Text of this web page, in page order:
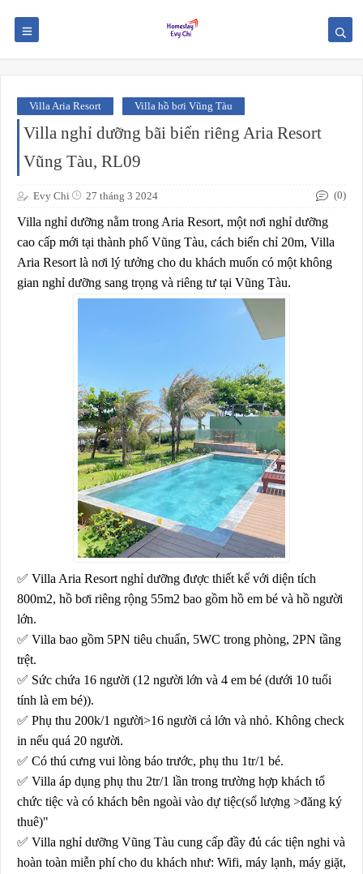
Villa Aria Resort Villa hồ bơi Vũng Tàu
Villa nghỉ dưỡng bãi biển riêng Aria Resort
Vũng Tàu, RL09
Evy Chi 27 tháng 3 2024 (0)
Villa nghỉ dưỡng nằm trong Aria Resort, một nơi nghỉ dưỡng
cao cấp mới tại thành phố Vũng Tàu, cách biển chỉ 20m, Villa
Aria Resort là nơi lý tưởng cho du khách muốn có một không
gian nghỉ dưỡng sang trọng và riêng tư tại Vũng Tàu.
✅ Villa Aria Resort nghỉ dưỡng được thiết kế với diện tích
800m2, hồ bơi riêng rộng 55m2 bao gồm hồ em bé và hồ người
lớn.
✅ Villa bao gồm 5PN tiêu chuẩn, 5WC trong phòng, 2PN tầng
trệt.
✅ Sức chứa 16 người (12 người lớn và 4 em bé (dưới 10 tuổi
tính là em bé)).
✅ Phụ thu 200k/1 người>16 người cả lớn và nhỏ. Không check
in nếu quá 20 người.
✅ Có thú cưng vui lòng báo trước, phụ thu 1tr/1 bé.
✅ Villa áp dụng phụ thu 2tr/1 lần trong trường hợp khách tổ
chức tiệc và có khách bên ngoài vào dự tiệc(số lượng >đăng ký
thuê)"
✅ Villa nghỉ dưỡng Vũng Tàu cung cấp đầy đủ các tiện nghi và
hoàn toàn miễn phí cho du khách như: Wifi, máy lạnh, máy giặt,